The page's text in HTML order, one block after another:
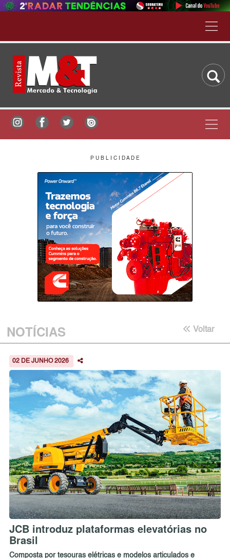
P U B L I C I D A D E
NOTÍCIAS Voltar
02 DE JUNHO 2026
JCB introduz plataformas elevatórias no
Brasil
Composta por tesouras elétricas e modelos articulados e